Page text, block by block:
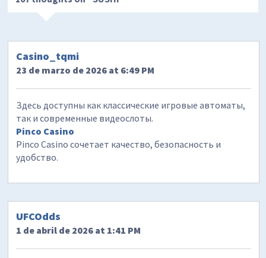
Casino_tqmi
23 de marzo de 2026 at 6:49 PM
Здесь доступны как классические игровые автоматы,
так и современные видеослоты.
Pinco Casino
Pinco Casino сочетает качество, безопасность и
удобство.
UFCOdds
1 de abril de 2026 at 1:41 PM